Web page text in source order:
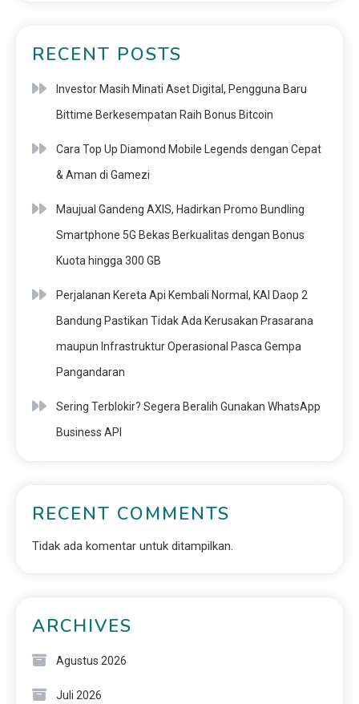
RECENT POSTS
Investor Masih Minati Aset Digital, Pengguna Baru
Bittime Berkesempatan Raih Bonus Bitcoin
Cara Top Up Diamond Mobile Legends dengan Cepat
& Aman di Gamezi
Maujual Gandeng AXIS, Hadirkan Promo Bundling
Smartphone 5G Bekas Berkualitas dengan Bonus
Kuota hingga 300 GB
Perjalanan Kereta Api Kembali Normal, KAI Daop 2
Bandung Pastikan Tidak Ada Kerusakan Prasarana
maupun Infrastruktur Operasional Pasca Gempa
Pangandaran
Sering Terblokir? Segera Beralih Gunakan WhatsApp
Business API
RECENT COMMENTS
Tidak ada komentar untuk ditampilkan.
ARCHIVES
Agustus 2026
Juli 2026